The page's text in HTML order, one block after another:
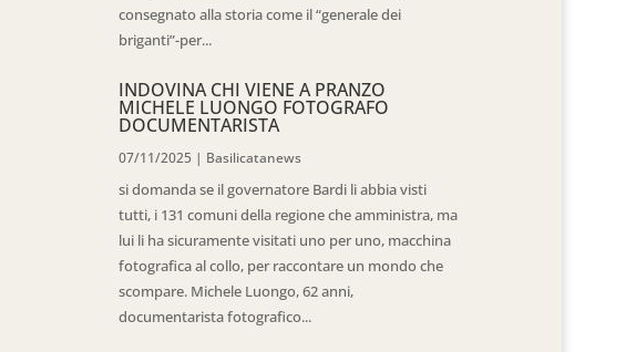
consegnato alla storia come il “generale dei
briganti”-per...
INDOVINA CHI VIENE A PRANZO
MICHELE LUONGO FOTOGRAFO
DOCUMENTARISTA
07/11/2025 | Basilicatanews
si domanda se il governatore Bardi li abbia visti
tutti, i 131 comuni della regione che amministra, ma
lui li ha sicuramente visitati uno per uno, macchina
fotografica al collo, per raccontare un mondo che
scompare. Michele Luongo, 62 anni,
documentarista fotografico...